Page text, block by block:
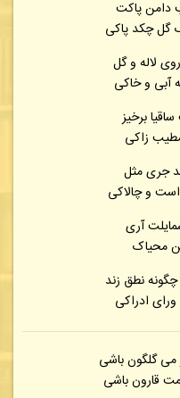
دامن پاکت
گل چکد پاکی
لاله و گل
آبی و خاکی
برخیز
زاکی
جری مثل
و چالاکی
آری
محیاک
نطق زند
ادراکی
گلگون باشی
قارون باشی